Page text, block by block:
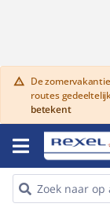
warning De
routes
betekent